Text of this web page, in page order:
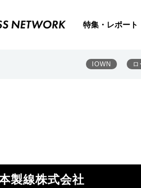
特集・レポート
IOWN
製線株式会社